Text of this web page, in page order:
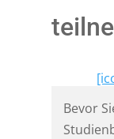
Bevor